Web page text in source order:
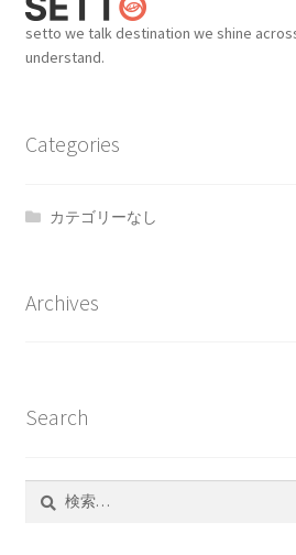
setto we talk destination we shine
understand.
Categories
カテゴリーなし
Archives
Search